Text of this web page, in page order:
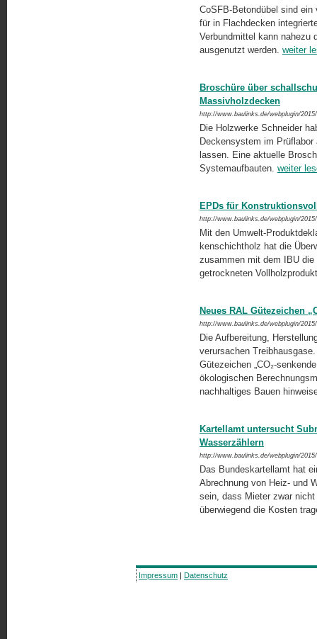
CoSFB-Betondübel sind
für in Flachdecken
Verbundmittel kann nahezu
ausgenutzt werden. weiter
Broschüre über
Massivholzdecken
http://www.baulinks.de/webplugin/
Die Holzwerke Schneider
Deckensystem im
lassen. Eine aktuelle
Systemaufbauten. weiter
EPDs für
http://www.baulinks.de/webplugin/
Mit den Umwelt-
kenschichtholz hat die
zusammen mit dem IBU
getrockneten
Neues RAL Gütezeichen
http://www.baulinks.de/webplugin/
Die Aufbereitung,
verursachen
Gütezeichen „CO₂-
ökologischen
nachhaltiges Bauen
Kartellamt untersucht
Wasserzählern
http://www.baulinks.de/webplugin/
Das Bundeskartellamt hat
Abrechnung von Heiz- und
sein, dass Mieter zwar
überwiegend die Kosten
Impressum | Datenschutz